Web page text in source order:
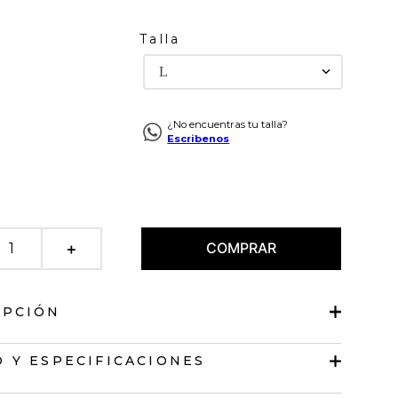
Talla
L
¿No encuentras tu talla?
Escribenos
＋ COMPRAR
de pantalón largo
Y ESPECIFICACIONES